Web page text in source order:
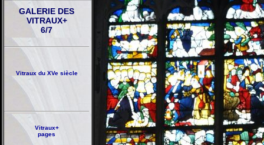
GALERIE DES
VITRAUX+
6/7
Vitraux du XVe siècle
Vitraux+
pages